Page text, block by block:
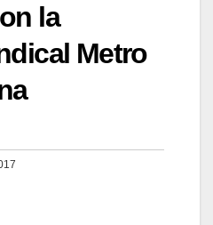
la
Metro